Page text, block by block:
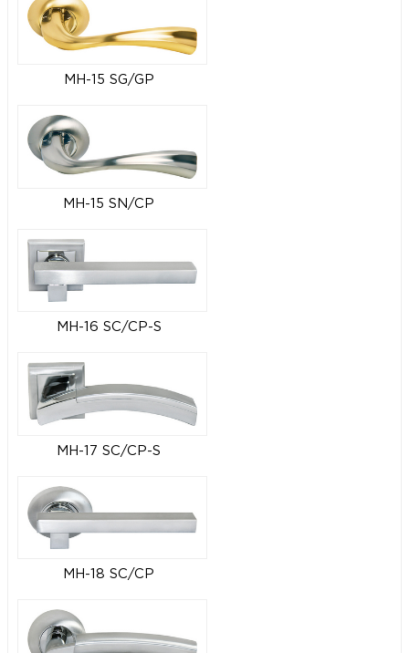
MH-15 SG/GP
MH-15 SN/CP
MH-16 SC/CP-S
MH-17 SC/CP-S
MH-18 SC/CP